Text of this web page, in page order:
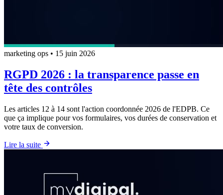
marketing ops • 15 juin 2026
RGPD 2026 : la transparence passe en
tête des contrôles
Les articles 12 à 14 sont l'action coordonnée 2026 de l'EDPB. Ce
que ça implique pour vos formulaires, vos durées de conservation et
votre taux de conversion.
Lire la suite